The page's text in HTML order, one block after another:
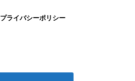
プライバシーポリシー